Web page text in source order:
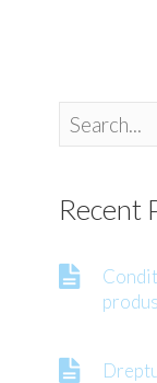
Recent